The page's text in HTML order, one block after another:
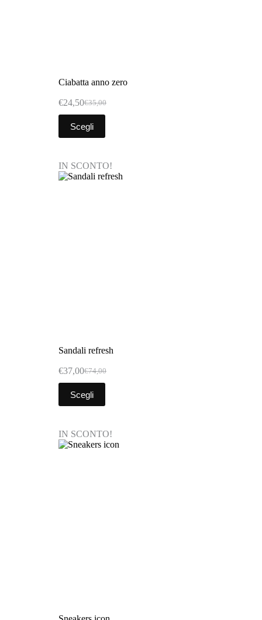
Ciabatta anno zero
€35,00
€24,50
Scegli
IN SCONTO!
Sandali refresh
€74,00
€37,00
Scegli
IN SCONTO!